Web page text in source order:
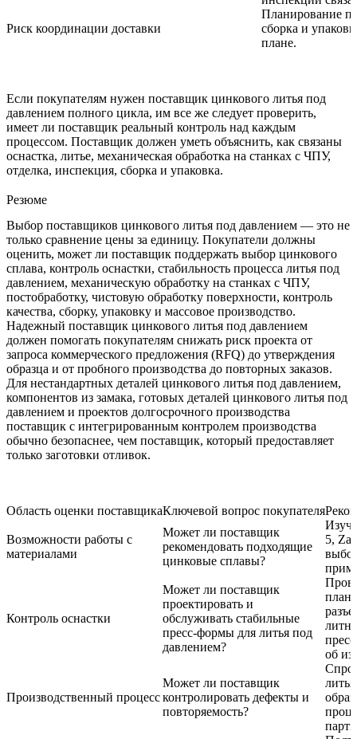
Риск координации доставки
Планирование
сборка и
плане.
Если покупателям нужен поставщик цинкового литья под
давлением полного цикла, им все же следует проверить,
имеет ли поставщик реальный контроль над каждым
процессом. Поставщик должен уметь объяснить, как связаны
оснастка, литье, механическая обработка на станках с ЧПУ,
отделка, инспекция, сборка и упаковка.
Резюме
Выбор поставщиков цинкового литья под давлением — это не
только сравнение цены за единицу. Покупатели должны
оценить, может ли поставщик поддержать выбор цинкового
сплава, контроль оснастки, стабильность процесса литья под
давлением, механическую обработку на станках с ЧПУ,
постобработку, чистовую обработку поверхности, контроль
качества, сборку, упаковку и массовое производство.
Надежный поставщик цинкового литья под давлением
должен помогать покупателям снижать риск проекта от
запроса коммерческого предложения (RFQ) до утверждения
образца и от пробного производства до повторных заказов.
Для нестандартных деталей цинкового литья под давлением,
компонентов из замака, готовых деталей цинкового литья под
давлением и проектов долгосрочного производства
поставщик с интегрированным контролем производства
обычно безопаснее, чем поставщик, который предоставляет
только заготовки отливок.
Область оценки поставщикаКлючевой вопрос покупателя
Возможности работы с
материалами
Может ли поставщик
рекомендовать подходящие
цинковые сплавы?
5,
Контроль оснастки
Может ли поставщик
проектировать и
обслуживать стабильные
пресс-формы для литья под
давлением?
об
Производственный процесс
Может ли поставщик
контролировать дефекты и
повторяемость?